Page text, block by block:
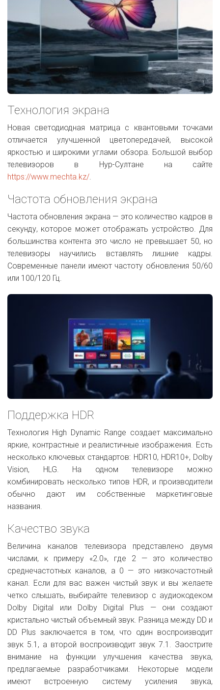
Технология экрана
Новая светодиодная матрица с квантовыми точками
отличается улучшенной цветопередачей, высокой
яркостью и широкими углами обзора. Большой выбор
телевизоров в Нур-Султане на сайте
https://www.mechta.kz/.
Частота обновления экрана
Частота обновления экрана — это количество кадров в
секунду, которое может отображать устройство. Для
большинства контента это число не превышает 50, но
телевизоры научились вставлять лишние кадры.
Современные панели имеют частоту обновления 50/60
или 100/120 Гц.
Поддержка HDR
Технология High Dynamic Range создает максимально
яркие, контрастные и реалистичные изображения. Есть
несколько ключевых стандартов: HDR10, HDR10+, Dolby
Vision, HLG. На одном телевизоре можно
комбинировать несколько типов HDR, и производители
обычно дают им собственные маркетинговые
названия.
Качество звука
Величина каналов телевизора представлено двумя
числами, к примеру «2.0», где 2 — это количество
среднечастотных каналов, а 0 — это низкочастотный
канал. Если для вас важен чистый звук и вы желаете
четко слышать, выбирайте телевизор с аудиокодеком
Dolby Digital или Dolby Digital Plus — они создают
кристально чистый объемный звук. Разница между DD и
DD Plus заключается в том, что один воспроизводит
звук 5.1, а второй воспроизводит звук 7.1. Заострите
внимание на функции улучшения качества звука,
предлагаемые разработчиками. Некоторые модели
имеют встроенную систему усиления звука,